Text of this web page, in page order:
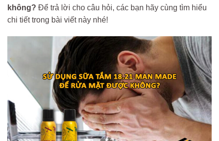
không? Để trả lời cho câu hỏi, các bạn hãy cùng tìm hiểu
chi tiết trong bài viết này nhé!